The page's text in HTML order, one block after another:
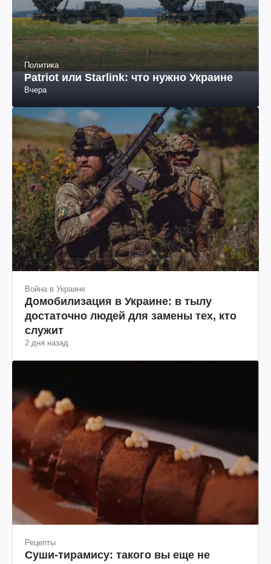
Политика
Patriot или Starlink: что нужно Украине
Вчера
Война в Украине
Домобилизация в Украине: в тылу
достаточно людей для замены тех, кто
служит
2 дня назад
Рецепты
Суши-тирамису: такого вы еще не